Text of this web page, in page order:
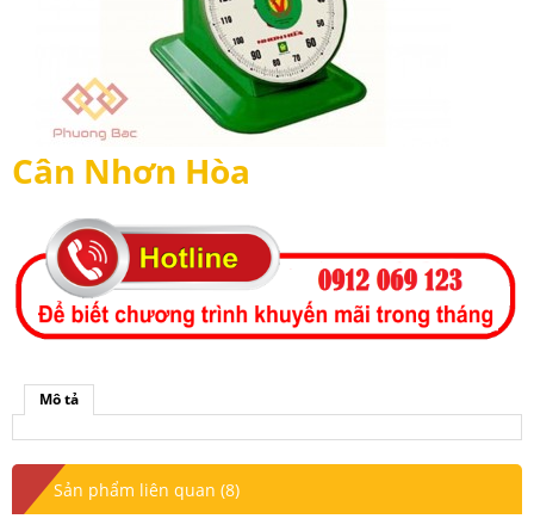
Cân Nhơn Hòa
Mô tả
Sản phẩm liên quan (8)